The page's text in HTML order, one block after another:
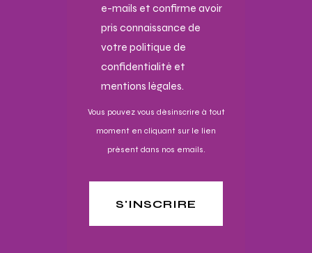
e-mails et confirme avoir
pris connaissance de
votre politique de
confidentialité et
mentions légales.
Vous pouvez vous désinscrire à tout
moment en cliquant sur le lien
présent dans nos emails.
S'INSCRIRE